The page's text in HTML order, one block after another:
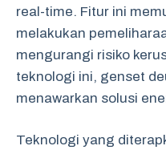
real-time. Fitur ini
melakukan
mengurangi risiko
teknologi ini, genset
menawarkan solusi
Teknologi yang